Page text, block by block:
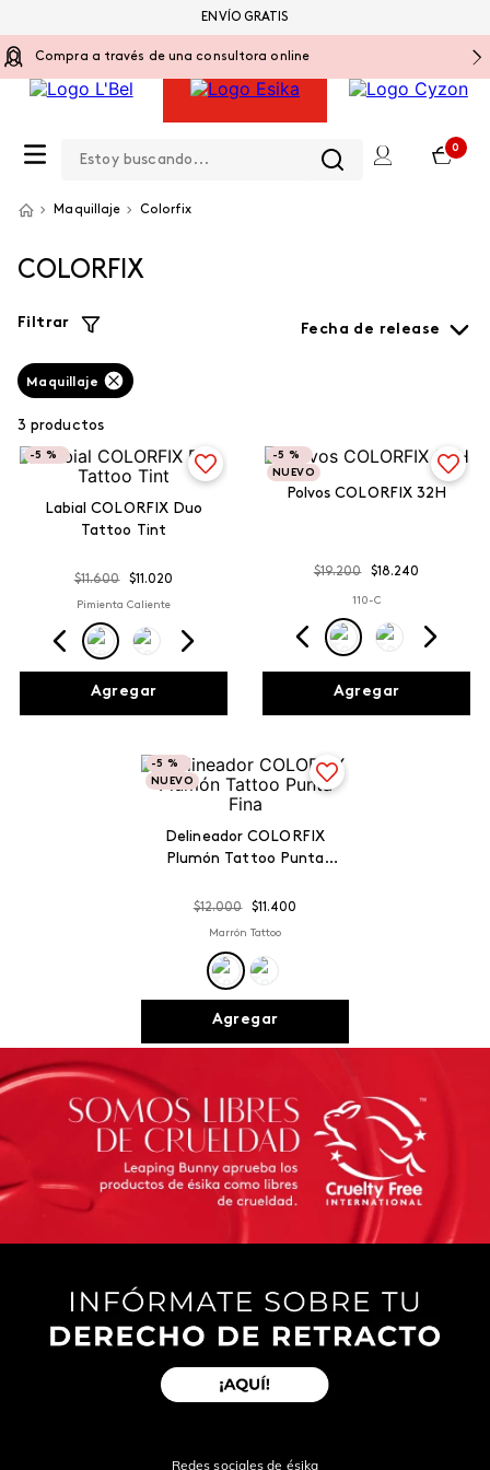
Compra a través de una consultora online
0
ENVÍO GRATIS
Maquillaje Colorfix
COLORFIX
Filtrar Fecha de release
Maquillaje
3 productos
Labial COLORFIX Duo
Tattoo Tint
-5 %
$11.600 $11 .020
Pimienta Caliente
Agregar
Polvos COLORFIX 32H
-5 %
NUEVO
$19.200 $18.240
110-C
Agregar
Delineador COLORFIX
Plumón Tattoo Punta
-5 %
NUEVO
$12.000 $11 .400
Marrón Tattoo
Agregar
Redes sociales de ésika